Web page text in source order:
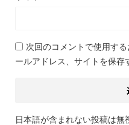
次回のコメントで使用す
ールアドレス、サイトを保存
日本語が含まれない投稿は無